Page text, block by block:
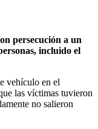
persecución a un
incluido el
vehículo en el
las víctimas tuvieron
no salieron